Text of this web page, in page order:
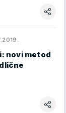
novi metod